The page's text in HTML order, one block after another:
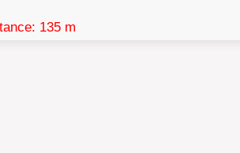
di ricerche di mercato o di comunicazione
135 m